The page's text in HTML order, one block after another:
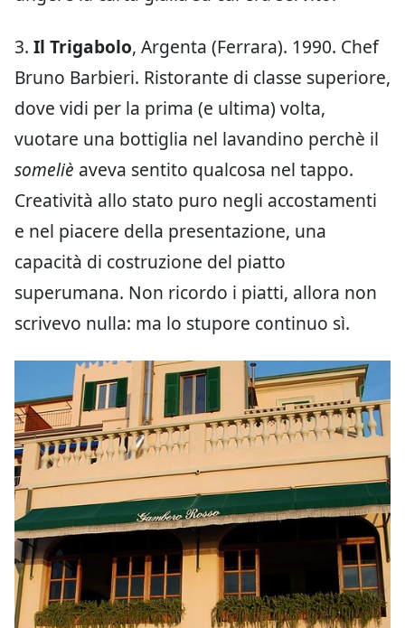
3. Il Trigabolo, Argenta (Ferrara). 1990. Chef
Bruno Barbieri. Ristorante di classe superiore,
dove vidi per la prima (e ultima) volta,
vuotare una bottiglia nel lavandino perchè il
someliè aveva sentito qualcosa nel tappo.
Creatività allo stato puro negli accostamenti
e nel piacere della presentazione, una
capacità di costruzione del piatto
superumana. Non ricordo i piatti, allora non
scrivevo nulla: ma lo stupore continuo sì.